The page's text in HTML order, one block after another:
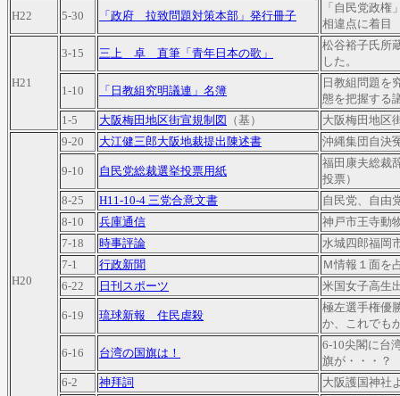
H22 5-30 「政府 拉致問題対策本部」発行冊子
「自民党政
相違点に着目
H21
3-15 三上 卓 直筆「青年日本の歌」
松谷裕子氏所
した。
1-10 「日教組究明議連」名簿
日教組問題を
態を把握する
1-5
大阪梅田地区街宣規制図 （基） 大阪梅田地区
H20
9-20 大江健三郎大阪地裁提出陳述書 沖縄集団自決
9-10 自民党総裁選挙投票用紙
福田康夫総裁
投票）
8-25
H11-10-4 三党合意文書
自民党、自由
8-10
兵庫通信
神戸市王寺動
7-18
時事評論
水城四郎福岡
7-1
行政新聞
Ｍ情報１面を
6-22
日刊スポーツ 米国女子高生
6-19 琉球新報 住民虐殺
極左選手権優
か、これでも
6-16 台湾の国旗は！
6-10尖閣に台
旗が・・・？
6-2
神拜詞 大阪護国神社